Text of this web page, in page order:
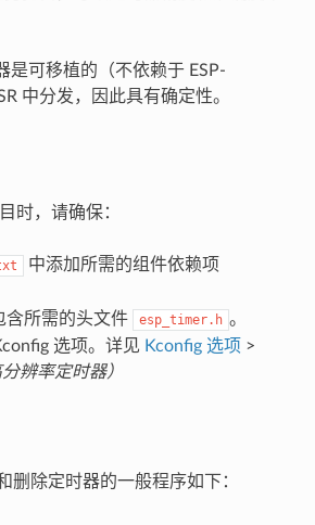
是可移植的（不依赖于 ESP-
中分发，因此具有确定性。
时，请确保：
中添加所需的组件依赖项
含所需的头文件 esp_timer.h 。
选项。详见 Kconfig 选项 >
辨率定时器）
删除定时器的一般程序如下：